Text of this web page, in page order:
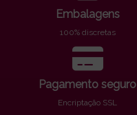
Embalagens
100% discretas
Pagamento seguro
Encriptação SSL